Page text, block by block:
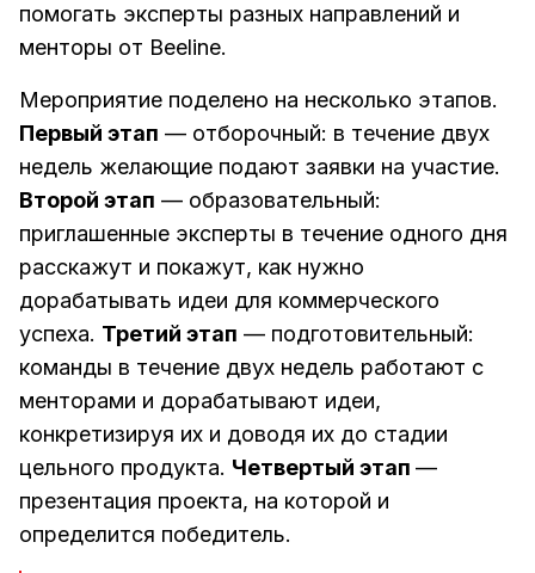
помогать эксперты разных направлений и
менторы от Beeline.
Мероприятие поделено на несколько этапов.
Первый этап — отборочный: в течение двух
недель желающие подают заявки на участие.
Второй этап — образовательный:
приглашенные эксперты в течение одного дня
расскажут и покажут, как нужно
дорабатывать идеи для коммерческого
успеха. Третий этап — подготовительный:
команды в течение двух недель работают с
менторами и дорабатывают идеи,
конкретизируя их и доводя их до стадии
цельного продукта. Четвертый этап —
презентация проекта, на которой и
определится победитель.